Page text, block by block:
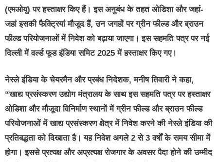
(एमओयू) पर हस्ताक्षर किए हैं। इस अनुबंध के तहत ओडिशा और जहां-
जहां इसकी फैक्ट्रियां मौजूद हैं, उन जगहों पर ग्रीन फील्ड और ब्राउन
फील्ड परियोजनाओं में निवेश को बढ़ाया जाएगा। इस सहमति पत्र पर नई
दिल्ली में वर्ल्ड फूड इंडिया समिट 2025 में हस्ताक्षर किए गए।
नेस्ले इंडिया के चेयरमैन और प्रबंध निदेशक,मनीष तिवारीने कहा,
“खाद्य प्रसंस्करण उद्योग मंत्रालय के साथ इस सहमति पत्र पर हस्ताक्षर
ओडिशा और मौजूदा विनिर्माण स्थानों में ग्रीन फील्ड और ब्राउन फील्ड
परियोजनाओं में खाद्य प्रसंस्करण क्षेत्र में निवेश करने की नेस्ले इंडिया की
प्रतिबद्धता को दिखाता है। यह निवेश अगले 2 से 3 वर्षों के समय सीमा में
होगा। इससे प्रत्यक्ष और अप्रत्यक्ष रोजगार के अवसर पैदा होने की उम्मीद